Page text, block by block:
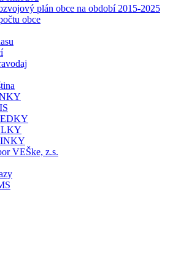
plán obce na období 2015-2025
obce
VEŠke, z.s.